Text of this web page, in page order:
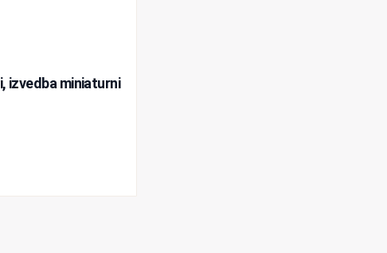
izvedba miniaturni